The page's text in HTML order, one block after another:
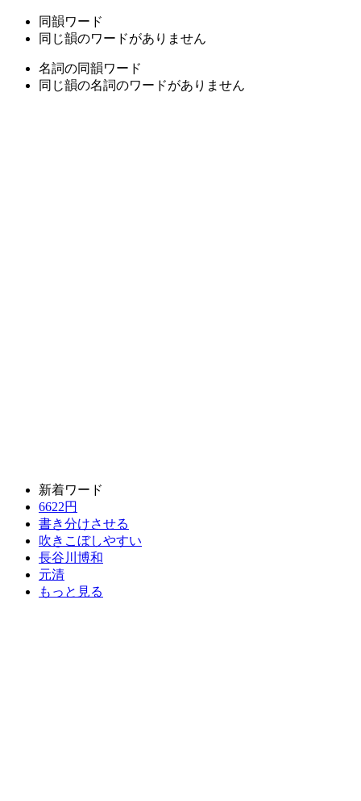
同韻ワード
同じ韻のワードがありません
名詞の同韻ワード
同じ韻の名詞のワードがありません
新着ワード
6622円
書き分けさせる
吹きこぼしやすい
長谷川博和
元清
もっと見る